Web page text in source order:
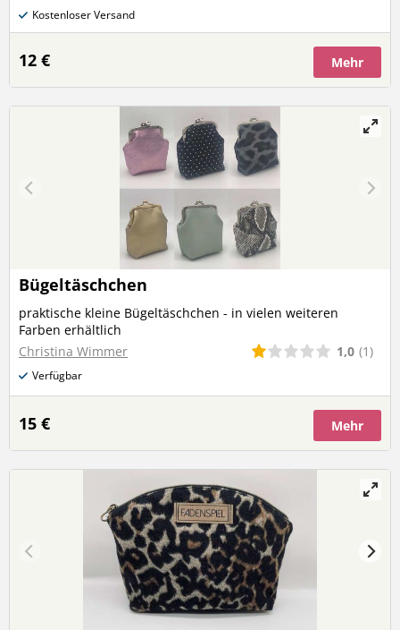
15cm (Da es sich um ein handgemachtes Stück handelt,
kann es immer zu Abweichungen der Maße und auch der
Kostenloser Versand
12 € Mehr
Bügeltäschchen
praktische kleine Bügeltäschchen - in vielen weiteren
Farben erhältlich
Christina Wimmer
1,0 (1)
Verfügbar
15 € Mehr